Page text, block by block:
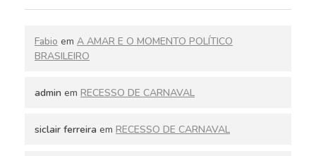
Fabio em A AMAR E O MOMENTO POLÍTICO
BRASILEIRO
admin em RECESSO DE CARNAVAL
siclair ferreira em RECESSO DE CARNAVAL